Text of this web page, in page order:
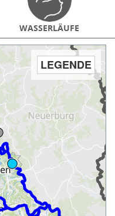
WASSERLÄUFE
LEGENDE